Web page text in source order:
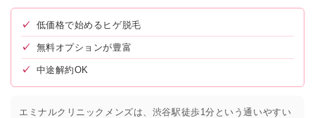
✓ 低価格で始めるヒゲ脱毛
✓ 無料オプションが豊富
✓ 中途解約OK
エミナルクリニックメンズは、渋谷駅徒歩1分という通いやすい